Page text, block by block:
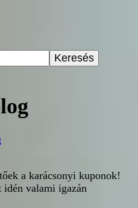
a karácsonyi kuponok!
idén valami igazán